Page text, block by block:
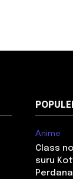
Anime
Class
suru
Perdana